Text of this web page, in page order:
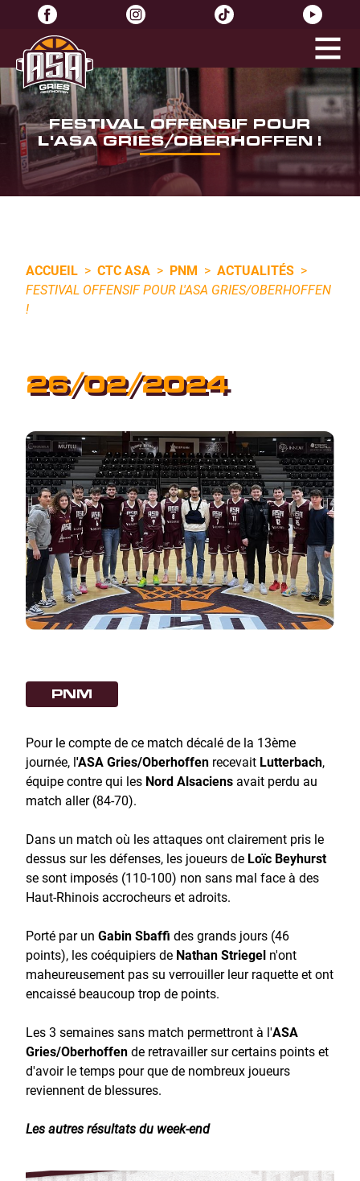
FESTIVAL OFFENSIF POUR
L'ASA GRIES/OBERHOFFEN !
ACCUEIL > CTC ASA > PNM > ACTUALITÉS >
FESTIVAL OFFENSIF POUR L'ASA GRIES/OBERHOFFEN
!
26/02/2024
PNM
Pour le compte de ce match décalé de la 13ème
journée, l'ASA Gries/Oberhoffen recevait Lutterbach,
équipe contre qui les Nord Alsaciens avait perdu au
match aller (84-70).
Dans un match où les attaques ont clairement pris le
dessus sur les défenses, les joueurs de Loïc Beyhurst
se sont imposés (110-100) non sans mal face à des
Haut-Rhinois accrocheurs et adroits.
Porté par un Gabin Sbaffi des grands jours (46
points), les coéquipiers de Nathan Striegel n'ont
maheureusement pas su verrouiller leur raquette et ont
encaissé beaucoup trop de points.
Les 3 semaines sans match permettront à l'ASA
Gries/Oberhoffende retravailler sur certains points et
d'avoir le temps pour que de nombreux joueurs
reviennent de blessures.
Les autres résultats du week-end